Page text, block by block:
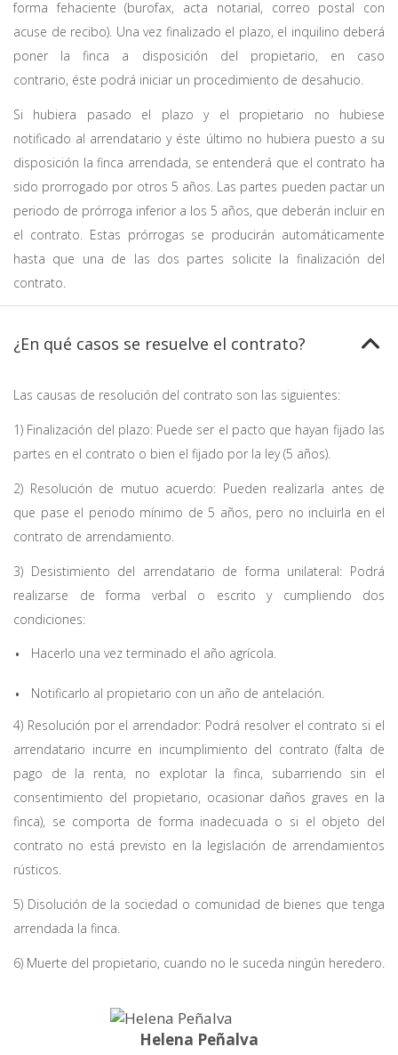
forma fehaciente (burofax, acta notarial, correo postal con
acuse de recibo). Una vez finalizado el plazo, el inquilino deberá
poner la finca a disposición del propietario, en caso
contrario, éste podrá iniciar un procedimiento de desahucio.
Si hubiera pasado el plazo y el propietario no hubiese
notificado al arrendatario y éste último no hubiera puesto a su
disposición la finca arrendada, se entenderá que el contrato ha
sido prorrogado por otros 5 años. Las partes pueden pactar un
periodo de prórroga inferior a los 5 años, que deberán incluir en
el contrato. Estas prórrogas se producirán automáticamente
hasta que una de las dos partes solicite la finalización del
contrato.
¿En qué casos se resuelve el contrato?
Las causas de resolución del contrato son las siguientes:
1) Finalización del plazo: Puede ser el pacto que hayan fijado las
partes en el contrato o bien el fijado por la ley (5 años).
2) Resolución de mutuo acuerdo: Pueden realizarla antes de
que pase el periodo mínimo de 5 años, pero no incluirla en el
contrato de arrendamiento.
3) Desistimiento del arrendatario de forma unilateral: Podrá
realizarse de forma verbal o escrito y cumpliendo dos
condiciones:
Hacerlo una vez terminado el año agrícola.
Notificarlo al propietario con un año de antelación.
4) Resolución por el arrendador: Podrá resolver el contrato si el
arrendatario incurre en incumplimiento del contrato (falta de
pago de la renta, no explotar la finca, subarriendo sin el
consentimiento del propietario, ocasionar daños graves en la
finca), se comporta de forma inadecuada o si el objeto del
contrato no está previsto en la legislación de arrendamientos
rústicos.
5) Disolución de la sociedad o comunidad de bienes que tenga
arrendada la finca.
6) Muerte del propietario, cuando no le suceda ningún heredero.
Helena Peñalva